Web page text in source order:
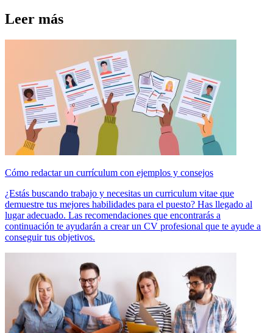
Leer más
Cómo redactar un currículum con ejemplos y consejos
¿Estás buscando trabajo y necesitas un curriculum vitae que
demuestre tus mejores habilidades para el puesto? Has llegado al
lugar adecuado. Las recomendaciones que encontrarás a
continuación te ayudarán a crear un CV profesional que te ayude a
conseguir tus objetivos.